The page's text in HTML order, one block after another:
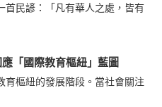
首民諺：「凡有華人之處，皆有
「國際教育樞紐」藍圖
育樞紐的發展階段。當社會關注